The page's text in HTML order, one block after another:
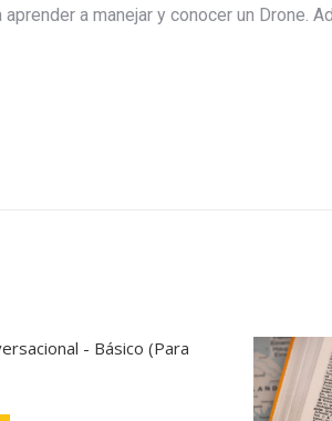
a manejar y conocer un Drone.
- Básico (Para